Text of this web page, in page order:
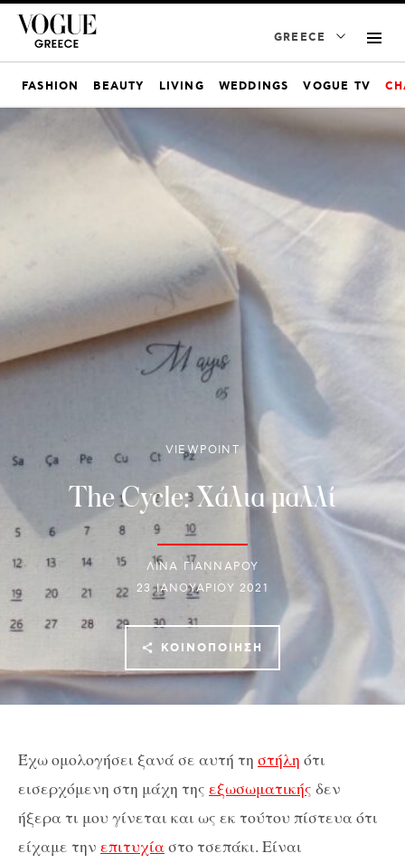
GREECE
FASHION BEAUTY LIVING WEDDINGS VOGUE TV
VIEWPOINT
The Cycle: Χάλια μαλλί
ΛΊΝΑ ΓΙΆΝΝΑΡΟΥ
23 ΙΑΝΟΥΑΡΊΟΥ 2021
ΚΟΙΝΟΠΟΊΗΣΗ
Έχω ομολογήσει ξανά σε αυτή τη στήλη ότι
εισερχόμενη στη μάχη της εξωσωματικής δεν
ήξερα τι μου γίνεται και ως εκ τούτου πίστευα ότι
είχαμε την επιτυχίαστο τσεπάκι. Είναι